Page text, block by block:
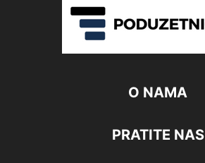
O NAMA
PRATITE NAS